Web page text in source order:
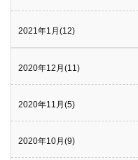
2021年1月(12)
2020年12月(11)
2020年11月(5)
2020年10月(9)